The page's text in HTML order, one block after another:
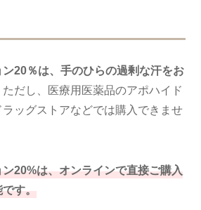
20％は、手のひらの過剰な汗をお
ただし、医療用医薬品のアポハイド
ッグストアなどでは購入できませ
ン20%は、オンラインで直接ご購入
です。